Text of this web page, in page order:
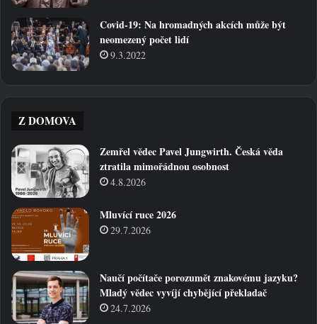
Covid-19: Na hromadných akcích může být
neomezený počet lidí
9.3.2022
Z DOMOVA
Zemřel vědec Pavel Jungwirth. Česká věda
ztratila mimořádnou osobnost
4.8.2026
Mluvící ruce 2026
29.7.2026
Naučí počítače porozumět znakovému jazyku?
Mladý vědec vyvíjí chybějící překladač
24.7.2026